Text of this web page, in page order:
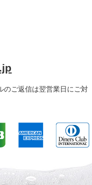
のご返信は翌営業日にご対